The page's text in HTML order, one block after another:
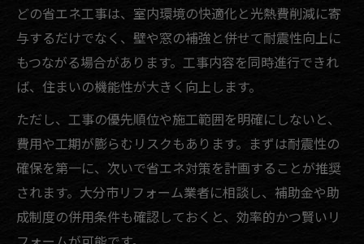
どの省エネ工事は、室内環境の快適化と光熱費削減に寄
与するだけでなく、壁や窓の補強と併せて耐震性向上に
もつながる場合があります。工事内容を同時進行できれ
ば、住まいの機能性が大きく向上します。
ただし、工事の優先順位や施工範囲を明確にしないと、
費用や工期が膨らむリスクもあります。まずは耐震性の
確保を第一に、次いで省エネ対策を計画することが推奨
されます。大分市リフォーム業者に相談し、補助金や助
成制度の併用条件も確認しておくと、効率的かつ賢いリ